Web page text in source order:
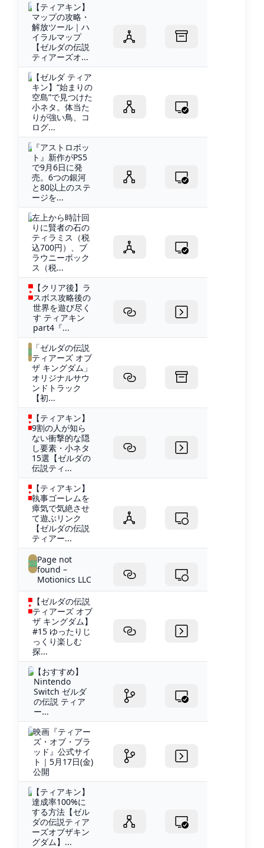
【ティアキン】
マップの攻略・
解放ツール｜ハ
イラルマップ
【ゼルダの伝説
ティアーズオ...
【ゼルダ ティア
キン】“始まりの
空島”で見つけた
小ネタ。体当た
りが強い鳥、コ
ログ...
『アストロボッ
ト』新作がPS5
で9月6日に発
売。6つの銀河
と80以上のステ
ージを...
左上から時計回
りに賢者の石の
ティラミス（税
込700円）、ブ
ラウニーボック
ス（税...
【クリア後】ラ
スボス攻略後の
世界を遊び尽く
す ティアキン
part4『...
「ゼルダの伝説
ティアーズ オブ
ザ キングダム」
オリジナルサウ
ンドトラック
【初...
【ティアキン】
9割の人が知ら
ない衝撃的な隠
し要素・小ネタ
15選【ゼルダの
伝説ティ...
【ティアキン】
執事ゴーレムを
瘴気で気絶させ
て遊ぶリンク
【ゼルダの伝説
ティアー...
Page not
found –
Motionics LLC
【ゼルダの伝説
ティアーズ オブ
ザ キングダム】
#15 ゆったりじ
っくり楽しむ
探...
【おすすめ】
Nintendo
Switch ゼルダ
の伝説 ティア
ー...
映画『ティアー
ズ・オブ・ブラ
ッド』公式サイ
ト｜5月17日(金)
公開
【ティアキン】
達成率100%に
する方法【ゼル
ダの伝説ティア
ーズオブザキン
グダム】...